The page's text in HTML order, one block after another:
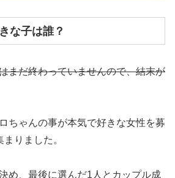
な子は誰？
まだ終わっていませんので、結末が
ちゃんの事が本気で好きな女性を募
りました。
め、最後に選んだ1人とカップル成